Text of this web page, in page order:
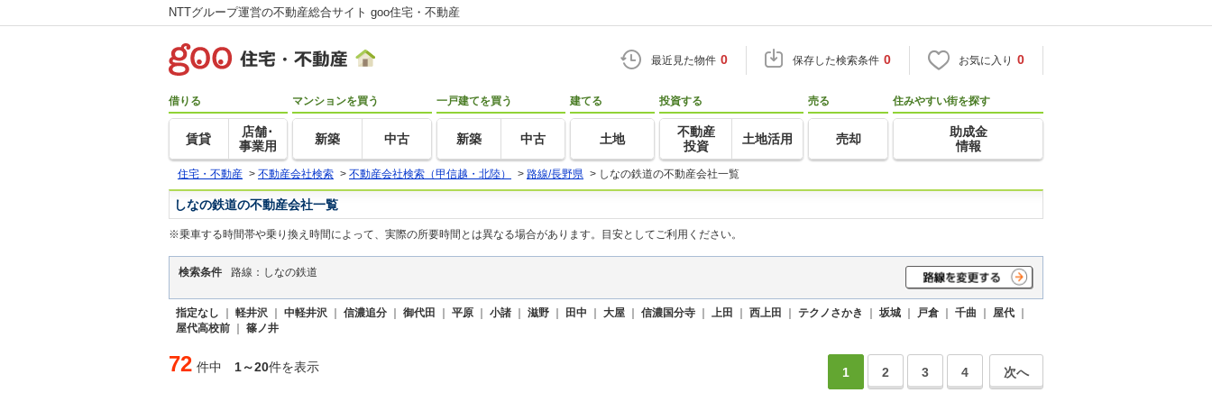
NTTグループ運営の不動産総合サイト goo住宅・不動産
最近見た物件 0 保存した検索条件 0 お気に入り 0
借りる
賃貸
店舗･
事業用
マンションを買う
新築 中古
一戸建てを買う
新築 中古
建てる
土地
投資する
不動産
投資
土地活用
売る
売却
住みやすい街を探す
助成金
情報
住宅・不動産 > 不動産会社検索 > 不動産会社検索（甲信越・北陸） > 路線/長野県 > しなの鉄道の不動産会社一覧
しなの鉄道の不動産会社一覧
※乗車する時間帯や乗り換え時間によって、実際の所要時間とは異なる場合があります。目安としてご利用ください。
検索条件 路線：しなの鉄道
指定なし ｜ 軽井沢 ｜ 中軽井沢 ｜ 信濃追分 ｜ 御代田 ｜ 平原 ｜ 小諸 ｜ 滋野 ｜ 田中 ｜ 大屋 ｜ 信濃国分寺 ｜ 上田 ｜ 西上田 ｜ テクノさかき ｜ 坂城 ｜ 戸倉 ｜ 千曲 ｜ 屋代 ｜
屋代高校前 ｜ 篠ノ井
72 件中 1～20件を表示 1 2 3 4 次へ